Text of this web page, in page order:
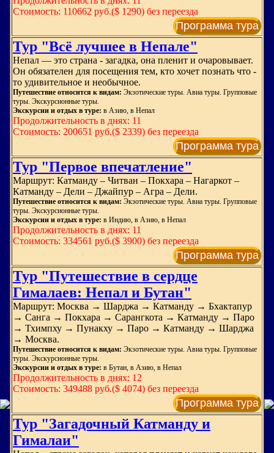
Стоимость: 110662 руб.($ 1290) без переезда
Программа тура
Тур "Всё лучшее в Непале"
Непал — это страна - загадка, она пленит и очаровывает.
Он обязателен для посещения тем, кто хочет познать что -
то удивительное и необычное.
Путешествие относится к видам: Экзотические туры. Авиа туры. Групповые
туры. Экскурсионные туры.
Экскурсии и отдых в туре: в Азию, в Непал
Продолжительность в днях: 11
Стоимость: 200651 руб.($ 2339) без переезда
Программа тура
Тур "Первое впечатление"
Маршрут: Катманду – Читван – Покхара – Нагаркот –
Катманду – Дели – Джайпур – Агра – Дели.
Путешествие относится к видам: Экзотические туры. Авиа туры. Групповые
туры. Экскурсионные туры.
Экскурсии и отдых в туре: в Индию, в Азию, в Непал
Продолжительность в днях: 11
Стоимость: 334561 руб.($ 3900) без переезда
Программа тура
Тур "Путешествие в сердце
Гималаев: Непал и Бутан"
Маршрут: Москва → Шарджа → Катманду → Бхактапур
→ Санга → Покхара → Сарангкота → Катманду → Паро
→ Тхимпху → Пунакху → Паро → Катманду → Шарджа
→ Москва.
Путешествие относится к видам: Экзотические туры. Авиа туры. Групповые
туры. Экскурсионные туры.
Экскурсии и отдых в туре: в Бутан, в Азию, в Непал
Продолжительность в днях: 12
Стоимость: 349488 руб.($ 4074) без переезда
Программа тура
Тур "Загадочный Катманду и
Гималаи"